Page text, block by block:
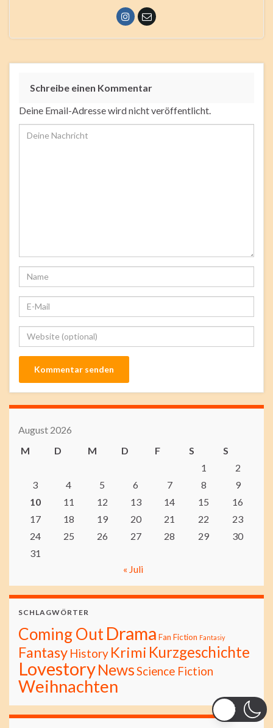
Schreibe einen Kommentar
Deine Email-Adresse wird nicht veröffentlicht.
August 2026
M
D M D F S
S
1
2
3
4 5 6 7 8
9
10
11 12 13 14 15
16
17
18 19 20 21 22
23
24
25 26 27 28 29
30
31
« Juli
SCHLAGWÖRTER
Coming OutDrama Fan Fiction Fantasiy
Fantasy History Krimi Kurzgeschichte
LovestoryNewsScience Fiction
Weihnachten